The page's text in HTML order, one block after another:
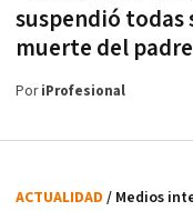
suspendió todas
muerte del
PoriProfesional
ACTUALIDAD / Medios